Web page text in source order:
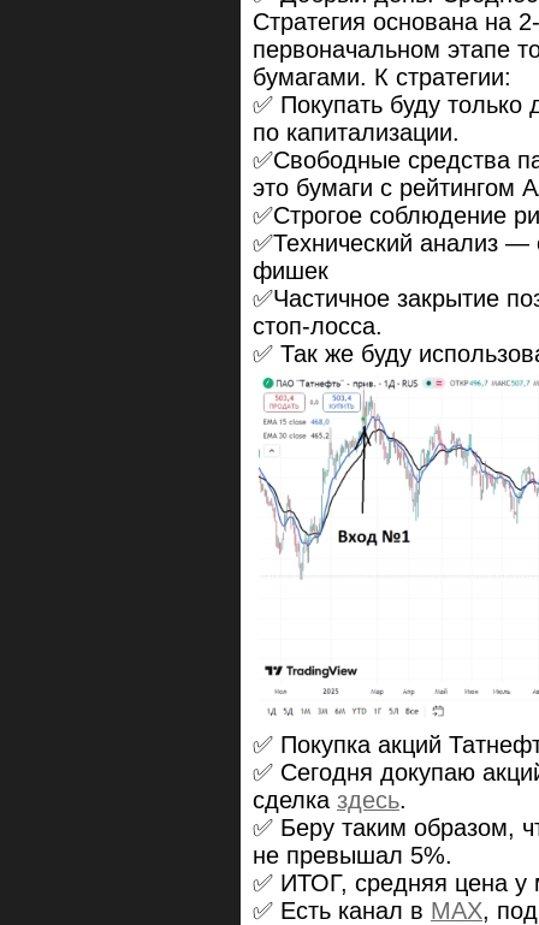
Стратегия основана на
первоначальном этапе
бумагами. К стратегии:
✅ Покупать буду
по капитализации.
✅Свободные средства
это бумаги с рейтингом
✅Строгое соблюдение
✅Технический анализ
фишек
✅Частичное закрытие
стоп-лосса.
✅ Так же буду
✅ Покупка акций
✅ Сегодня докупаю
сделка здесь.
✅ Беру таким образом,
не превышал 5%.
✅ ИТОГ, средняя цена у
✅ Есть канал в MAX,